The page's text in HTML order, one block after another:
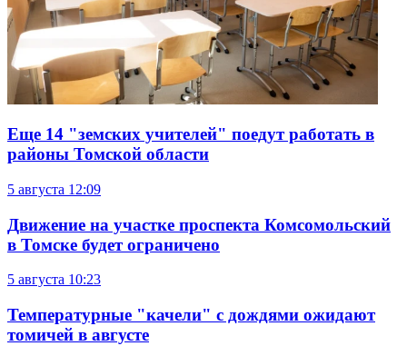
Еще 14 "земских учителей" поедут работать в
районы Томской области
5 августа 12:09
Движение на участке проспекта Комсомольский
в Томске будет ограничено
5 августа 10:23
Температурные "качели" с дождями ожидают
томичей в августе